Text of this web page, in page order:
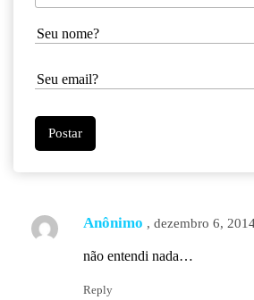
Anônimo , dezembro 6,
não entendi nada…
Reply